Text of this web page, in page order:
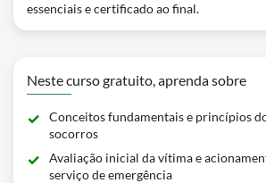
essenciais e certificado ao final.
Neste curso gratuito, aprenda sobre
Conceitos fundamentais e princípios
socorros
Avaliação inicial da vítima e
serviço de emergência